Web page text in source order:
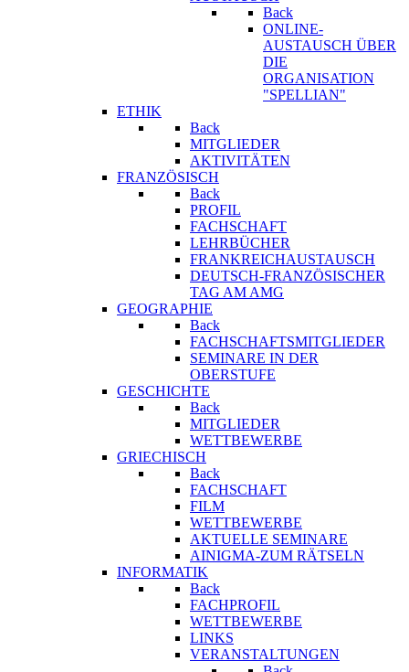
Back
ONLINE-
AUSTAUSCH ÜBER
DIE
ORGANISATION
"SPELLIAN"
ETHIK
Back
MITGLIEDER
AKTIVITÄTEN
FRANZÖSISCH
Back
PROFIL
FACHSCHAFT
LEHRBÜCHER
FRANKREICHAUSTAUSCH
DEUTSCH-FRANZÖSISCHER
TAG AM AMG
GEOGRAPHIE
Back
FACHSCHAFTSMITGLIEDER
SEMINARE IN DER
OBERSTUFE
GESCHICHTE
Back
MITGLIEDER
WETTBEWERBE
GRIECHISCH
Back
FACHSCHAFT
FILM
WETTBEWERBE
AKTUELLE SEMINARE
AINIGMA-ZUM RÄTSELN
INFORMATIK
Back
FACHPROFIL
WETTBEWERBE
LINKS
VERANSTALTUNGEN